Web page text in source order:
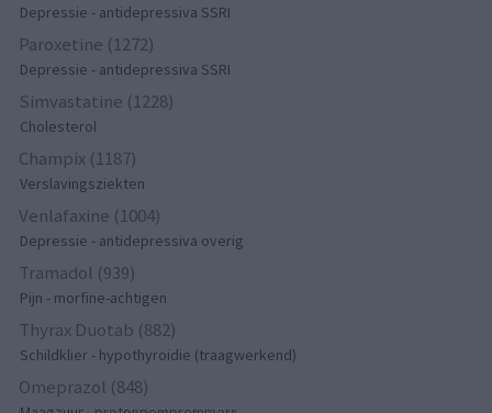
Depressie - antidepressiva SSRI
Paroxetine (1272)
Depressie - antidepressiva SSRI
Simvastatine (1228)
Cholesterol
Champix (1187)
Verslavingsziekten
Venlafaxine (1004)
Depressie - antidepressiva overig
Tramadol (939)
Pijn - morfine-achtigen
Thyrax Duotab (882)
Schildklier - hypothyroidie (traagwerkend)
Omeprazol (848)